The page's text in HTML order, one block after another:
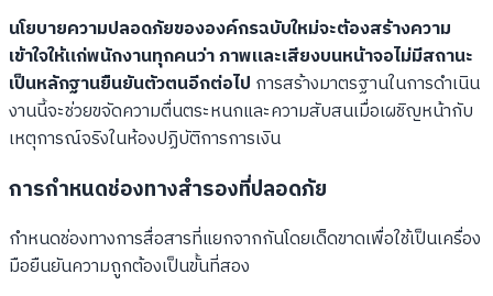
นโยบายความปลอดภัยขององค์กรฉบับใหม่จะต้องสร้างความ
เข้าใจให้แก่พนักงานทุกคนว่า ภาพและเสียงบนหน้าจอไม่มีสถานะ
เป็นหลักฐานยืนยันตัวตนอีกต่อไป การสร้างมาตรฐานในการดำเนิน
งานนี้จะช่วยขจัดความตื่นตระหนกและความสับสนเมื่อเผชิญหน้ากับ
เหตุการณ์จริงในห้องปฏิบัติการการเงิน
การกำหนดช่องทางสำรองที่ปลอดภัย
กำหนดช่องทางการสื่อสารที่แยกจากกันโดยเด็ดขาดเพื่อใช้เป็นเครื่อง
มือยืนยันความถูกต้องเป็นขั้นที่สอง